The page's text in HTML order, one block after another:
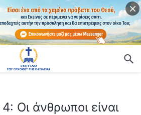
Οι άνθρωποι είναι